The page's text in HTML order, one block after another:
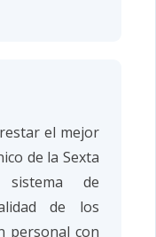
el mejor
de la Sexta
de
de los
personal con